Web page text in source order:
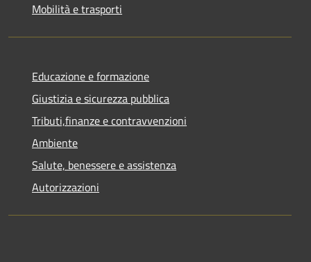
Mobilità e trasporti
Educazione e formazione
Giustizia e sicurezza pubblica
Tributi,finanze e contravvenzioni
Ambiente
Salute, benessere e assistenza
Autorizzazioni